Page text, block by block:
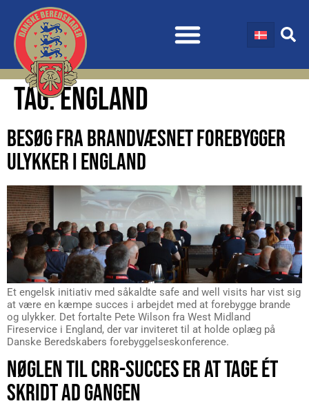
TAG:ENGLAND
BESØG FRA BRANDVÆSNET FOREBYGGER
ULYKKER I ENGLAND
Et engelsk initiativ med såkaldte safe and well visits har vist sig
at være en kæmpe succes i arbejdet med at forebygge brande
og ulykker. Det fortalte Pete Wilson fra West Midland
Fireservice i England, der var inviteret til at holde oplæg på
Danske Beredskabers forebyggelseskonference.
NØGLEN TIL CRR-SUCCES ER AT TAGE ÉT
SKRIDT AD GANGEN